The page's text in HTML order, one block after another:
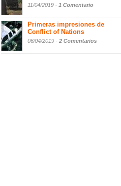
11/04/2019 - 1 Comentario
Primeras impresiones de
Conflict of Nations
06/04/2019 - 2 Comentarios